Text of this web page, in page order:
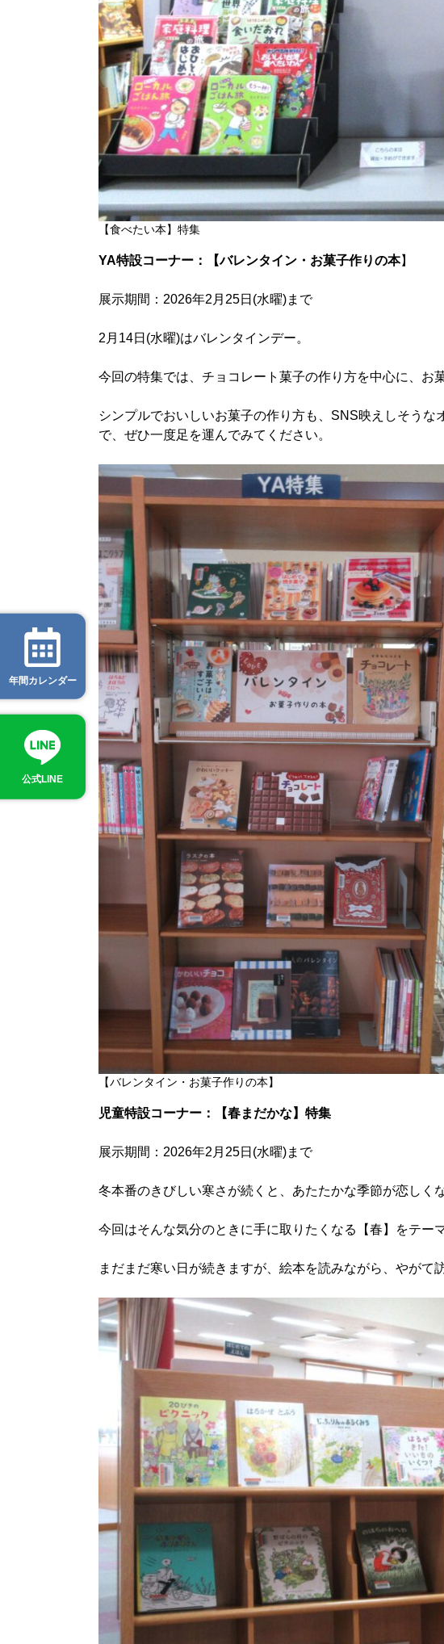
【食べたい本】特集
YA特設コーナー：【バレンタイン・お菓子作りの本】
展示期間：2026年2月25日(水曜)まで
2月14日(水曜)はバレンタインデー。
今回の特集では、チョコレート菓子の作り方を中心に、お
シンプルでおいしいお菓子の作り方も、SNS映えしそう
で、ぜひ一度足を運んでみてください。
【バレンタイン・お菓子作りの本】
児童特設コーナー：【春まだかな】特集
展示期間：2026年2月25日(水曜)まで
冬本番のきびしい寒さが続くと、あたたかな季節が恋しく
今回はそんな気分のときに手に取りたくなる【春】をテー
まだまだ寒い日が続きますが、絵本を読みながら、やがて
年間カレンダー
公式LINE